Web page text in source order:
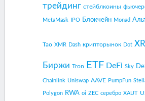
трейдинг стейблкоины
MetaMask IPO Блокчейн Monad
Tao XMR Dash крипторынок Dot
Биржи Tron ETF DeFi Sky
Chainlink Uniswap AAVE PumpFun
Polygon RWA oi ZEC серебро XAUT